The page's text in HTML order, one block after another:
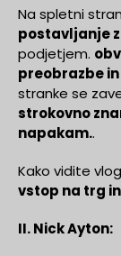
Na spletni
postavljanje
podjetjem.
preobrazbe
stranke se
strokovno
napakam..
Kako vidite
vstop na trg
II. Nick Ayton: